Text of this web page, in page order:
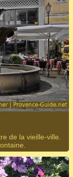
de la vieille-ville.